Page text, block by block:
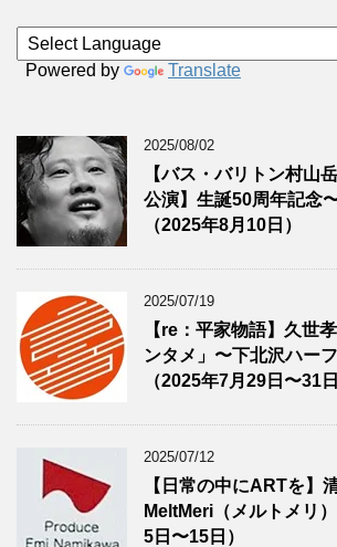
Powered by Translate
2025/08/02
【バス・バリトン村山
公演】生誕50周年記念
（2025年8月10日）
2025/07/19
【re：平家物語】久世
ンタメ」〜下北沢ハー
（2025年7月29日〜31日
2025/07/12
【日常の中にARTを】
MeltMeri（メルトメリ
5日〜15日）